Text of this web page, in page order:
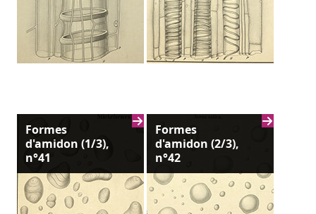
Formes
d'amidon (1/3),
n°41
Formes
d'amidon (2/3),
n°42